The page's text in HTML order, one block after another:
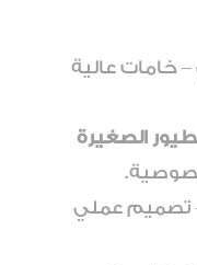
– خامات عالية
الصغيرة
تصميم عملي